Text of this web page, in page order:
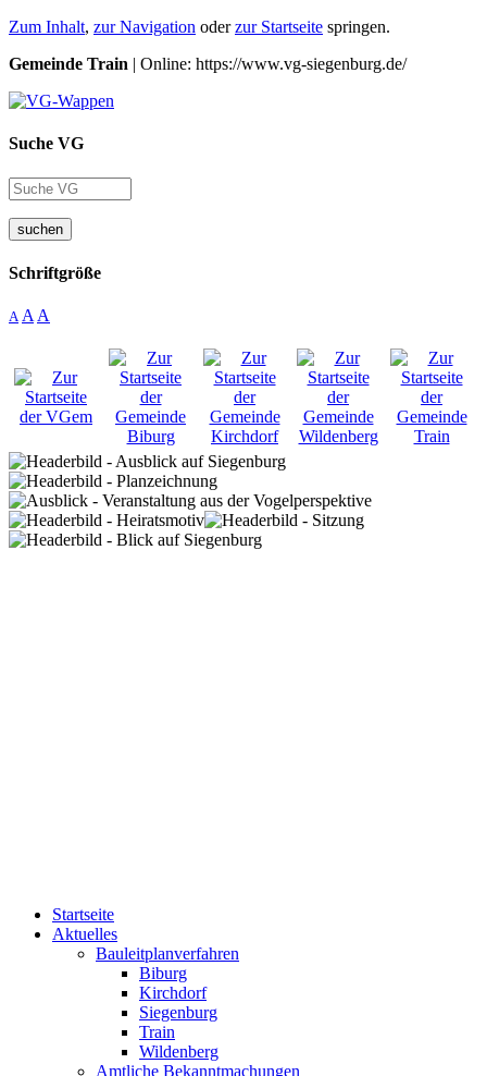
Zum Inhalt, zur Navigation oderzur Startseite springen.
Gemeinde Train | Online: https://www.vg-siegenburg.de/
Suche VG
suchen
Schriftgröße
A A A
Startseite
Aktuelles
Bauleitplanverfahren
Biburg
Kirchdorf
Siegenburg
Train
Wildenberg
Amtliche Bekanntmachungen